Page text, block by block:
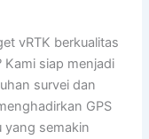
vRTK berkualitas
Kami siap menjadi
survei dan
GPS
yang semakin